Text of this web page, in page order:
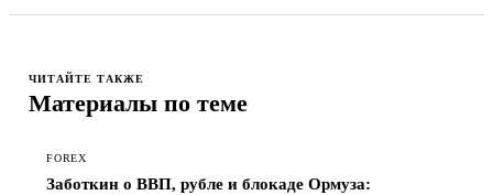
ЧИТАЙТЕ ТАКЖЕ
Материалы по теме
FOREX
Заботкин о ВВП, рубле и блокаде Ормуза: